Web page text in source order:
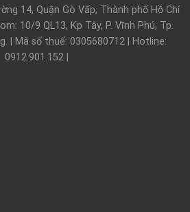
14, Quận Gò Vấp, Thành phố Hồ Chí
10/9 QL13, Kp Tây, P. Vĩnh Phú, Tp.
| Mã số thuế: 0305680712 | Hotline:
0912.901.152 |